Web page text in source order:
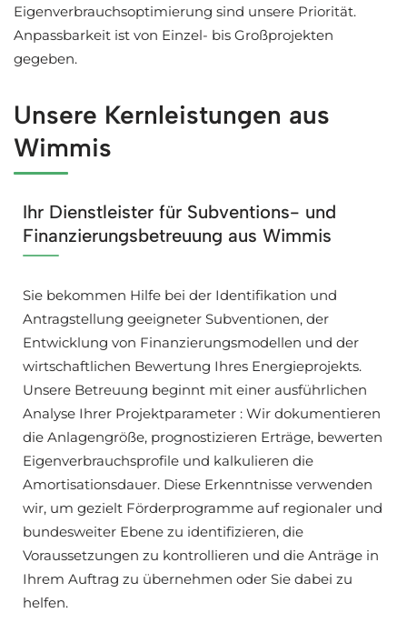
Eigenverbrauchsoptimierung sind unsere Priorität.
Anpassbarkeit ist von Einzel- bis Großprojekten
gegeben.
Unsere Kernleistungen aus
Wimmis
Ihr Dienstleister für Subventions- und
Finanzierungsbetreuung aus Wimmis
Sie bekommen Hilfe bei der Identifikation und
Antragstellung geeigneter Subventionen, der
Entwicklung von Finanzierungsmodellen und der
wirtschaftlichen Bewertung Ihres Energieprojekts.
Unsere Betreuung beginnt mit einer ausführlichen
Analyse Ihrer Projektparameter : Wir dokumentieren
die Anlagengröße, prognostizieren Erträge, bewerten
Eigenverbrauchsprofile und kalkulieren die
Amortisationsdauer. Diese Erkenntnisse verwenden
wir, um gezielt Förderprogramme auf regionaler und
bundesweiter Ebene zu identifizieren, die
Voraussetzungen zu kontrollieren und die Anträge in
Ihrem Auftrag zu übernehmen oder Sie dabei zu
helfen.